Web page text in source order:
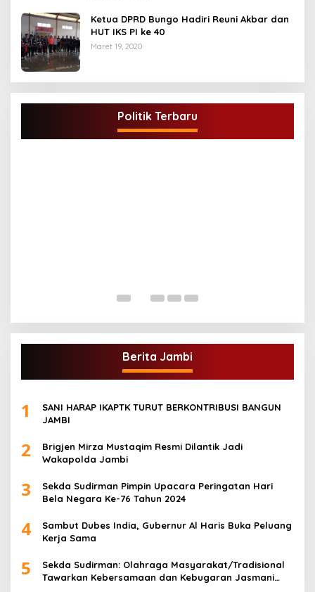
Ketua DPRD Bungo Hadiri Reuni Akbar dan
HUT IKS PI ke 40
Maret 19, 2020
Politik Terbaru
DPD Partai Golkar,Muscam Ke-X Dalam
Rangka Pemilihan Ketua PK.
Juli 5, 2021
Berita Jambi
1
SANI HARAP IKAPTK TURUT BERKONTRIBUSI BANGUN
JAMBI
2
Brigjen Mirza Mustaqim Resmi Dilantik Jadi
Wakapolda Jambi
3
Sekda Sudirman Pimpin Upacara Peringatan Hari
Bela Negara Ke-76 Tahun 2024
4
Sambut Dubes India, Gubernur Al Haris Buka Peluang
Kerja Sama
5
Sekda Sudirman: Olahraga Masyarakat/Tradisional
Tawarkan Kebersamaan dan Kebugaran Jasmani